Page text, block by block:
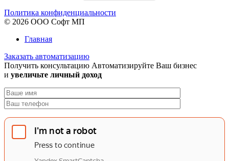
Политика конфиденциальности
© 2026 ООО Софт МП
Главная
Заказать автоматизацию
Получить консультацию Автоматизируйте Ваш бизнес
и увеличьте личный доход